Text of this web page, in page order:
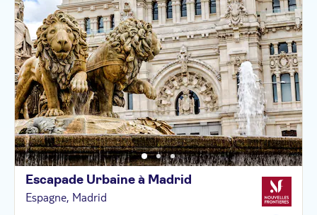
Escapade Urbaine à Madrid
Espagne, Madrid